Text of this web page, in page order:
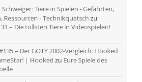
Tiere in Spielen - Gefährten,
Ressourcen - Technikquatsch zu
– Die tollsten Tiere in Videospielen!
– Der GOTY 2002-Vergleich: Hooked
| Hooked zu Eure Spiele des